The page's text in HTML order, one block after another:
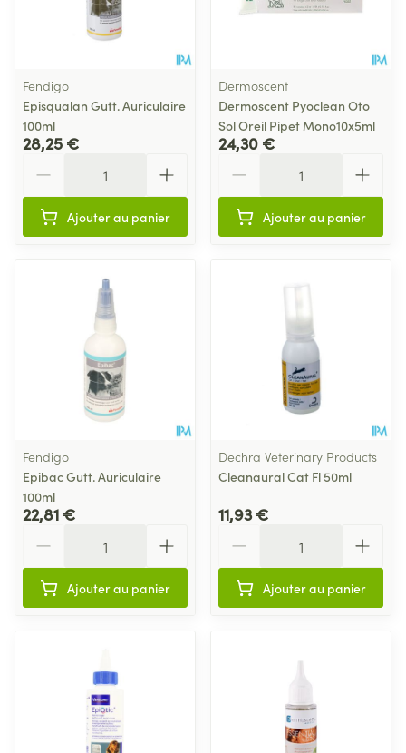
Fendigo
Episqualan Gutt. Auriculaire
100ml
28,25 €
Ajouter au panier
Dermoscent
Dermoscent Pyoclean Oto
Sol Oreil Pipet Mono10x5ml
24,30 €
Ajouter au panier
Fendigo
Epibac Gutt. Auriculaire
100ml
22,81 €
Ajouter au panier
Dechra Veterinary Products
Cleanaural Cat Fl 50ml
11,93 €
Ajouter au panier